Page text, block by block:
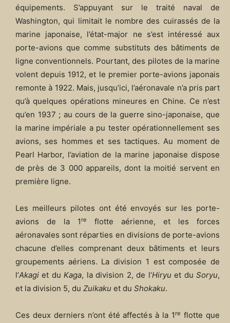
équipements. S’appuyant sur le traité naval de
Washington, qui limitait le nombre des cuirassés de la
marine japonaise, l’état-major ne s’est intéressé aux
porte-avions que comme substituts des bâtiments de
ligne conventionnels. Pourtant, des pilotes de la marine
volent depuis 1912, et le premier porte-avions japonais
remonte à 1922. Mais, jusqu’ici, l’aéronavale n’a pris part
qu’à quelques opérations mineures en Chine. Ce n’est
qu’en 1937 ; au cours de la guerre sino-japonaise, que
la marine impériale a pu tester opérationnellement ses
avions, ses hommes et ses tactiques. Au moment de
Pearl Harbor, l’aviation de la marine japonaise dispose
de près de 3 000 appareils, dont la moitié servent en
première ligne.
Les meilleurs pilotes ont été envoyés sur les porte-
avions de la 1re
flotte aérienne, et les forces
aéronavales sont réparties en divisions de porte-avions
chacune d’elles comprenant deux bâtiments et leurs
groupements aériens. La division 1 est composée de
l’Akagi et duKaga, la division 2, de l’Hiryu et duSoryu,
et la division 5, du Zuikaku et du Shokaku.
Ces deux derniers n’ont été affectés à la 1re flotte que